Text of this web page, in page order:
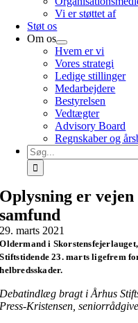
Vi er støttet af
Støt os
Om os
Hvem er vi
Vores strategi
Ledige stillinger
Medarbejdere
Bestyrelsen
Vedtægter
Advisory Board
Regnskaber og
Søg
efter:
Oplysning er
samfund
29. marts 2021
Oldermand i
Stiftstidende 23. marts ligefrem
helbredsskader.
Debatindlæg bragt i Århus
Press-Kristensen,